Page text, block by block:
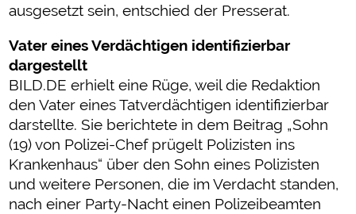
ausgesetzt sein, entschied der Presserat.
Vater eines Verdächtigen identifizierbar
dargestellt
BILD.DE erhielt eine Rüge, weil die Redaktion
den Vater eines Tatverdächtigen identifizierbar
darstellte. Sie berichtete in dem Beitrag „Sohn
(19) von Polizei-Chef prügelt Polizisten ins
Krankenhaus“ über den Sohn eines Polizisten
und weitere Personen, die im Verdacht standen,
nach einer Party-Nacht einen Polizeibeamten